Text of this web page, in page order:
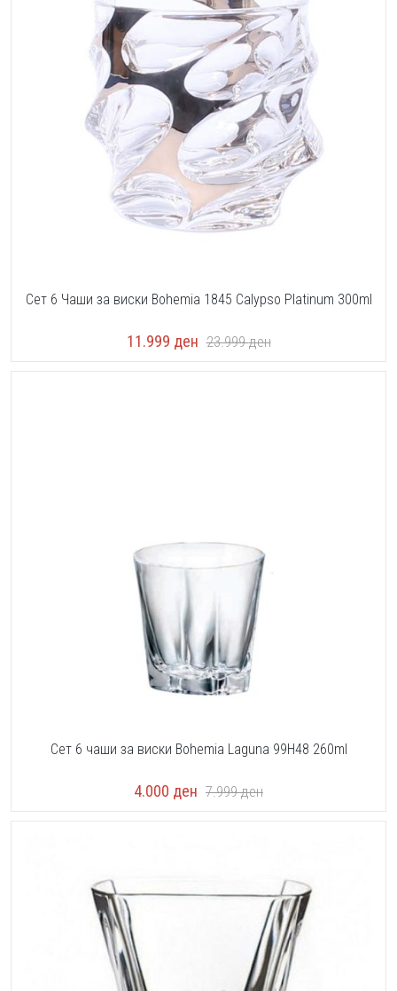
Сет 6 Чаши за виски Bohemia 1845 Calypso Platinum 300ml
11.999 ден 23.999ден
Сет 6 чаши за виски Bohemia Laguna 99H48 260ml
4.000 ден 7.999ден